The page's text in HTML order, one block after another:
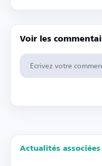
Voir les
Actualités associées